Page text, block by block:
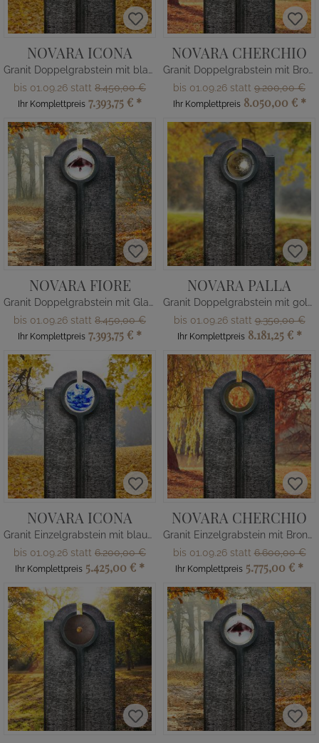
NOVARA ICONA
Granit Doppelgrabstein mit blauer Glas Kugel
bis 01.09.26 statt 8.450,00 €
Ihr Komplettpreis 7.393,75 € *
NOVARA CHERCHIO
Granit Doppelgrabstein mit Bronze Ring
bis 01.09.26 statt 9.200,00 €
Ihr Komplettpreis 8.050,00 € *
NOVARA FIORE
Granit Doppelgrabstein mit Glas Kugel & Blume
bis 01.09.26 statt 8.450,00 €
Ihr Komplettpreis 7.393,75 € *
NOVARA PALLA
Granit Doppelgrabstein mit goldener Kugel
bis 01.09.26 statt9.350,00 €
Ihr Komplettpreis 8.181,25 € *
NOVARA ICONA
Granit Einzelgrabstein mit blauer Glas Kugel
bis 01.09.26 statt 6.200,00 €
Ihr Komplettpreis 5.425,00 € *
NOVARA CHERCHIO
Granit Einzelgrabstein mit Bronze Ring
bis 01.09.26 statt6.600,00 €
Ihr Komplettpreis 5.775,00 € *